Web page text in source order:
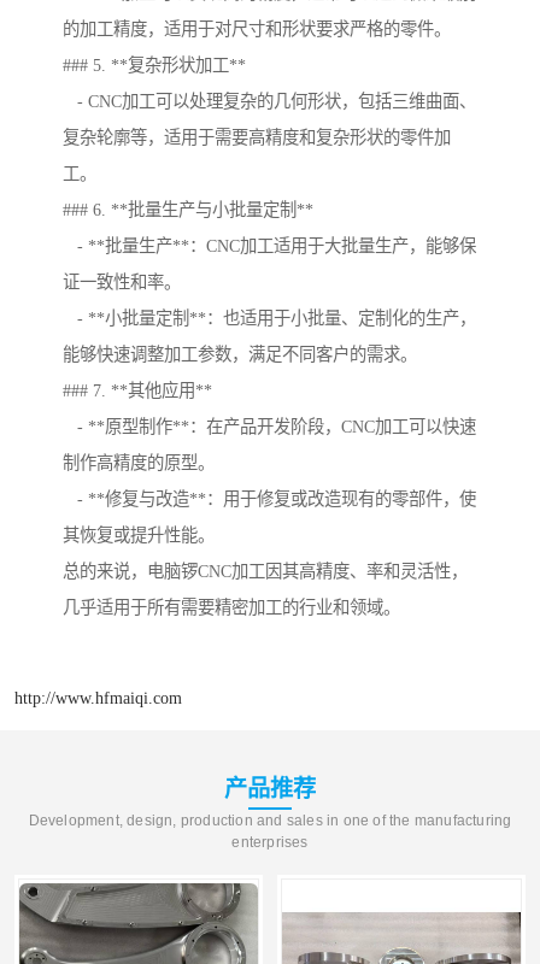
的加工精度，适用于对尺寸和形状要求严格的零件。
### 5. **复杂形状加工**
- CNC加工可以处理复杂的几何形状，包括三维曲面、
复杂轮廓等，适用于需要高精度和复杂形状的零件加
工。
### 6. **批量生产与小批量定制**
- **批量生产**：CNC加工适用于大批量生产，能够保
证一致性和率。
- **小批量定制**：也适用于小批量、定制化的生产，
能够快速调整加工参数，满足不同客户的需求。
### 7. **其他应用**
- **原型制作**：在产品开发阶段，CNC加工可以快速
制作高精度的原型。
- **修复与改造**：用于修复或改造现有的零部件，使
其恢复或提升性能。
总的来说，电脑锣CNC加工因其高精度、率和灵活性，
几乎适用于所有需要精密加工的行业和领域。
http://www.hfmaiqi.com
产品推荐
Development, design, production and sales in one of the manufacturing
enterprises